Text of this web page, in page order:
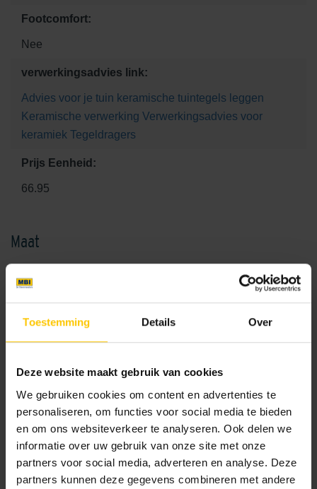
Toestemming Details Over
Deze website maakt gebruik van cookies
We gebruiken cookies om content en advertenties te
personaliseren, om functies voor social media te bieden
en om ons websiteverkeer te analyseren. Ook delen we
informatie over uw gebruik van onze site met onze
partners voor social media, adverteren en analyse. Deze
partners kunnen deze gegevens combineren met andere
Footcomfort:
Nee
verwerkingsadvies link:
Advies voor je tuin keramische tuintegels leggen
Keramische verwerking Verwerkingsadvies voor
keramiek Tegeldragers
Prijs Eenheid:
66.95
Maat
120 x 30 x 2
Kleur